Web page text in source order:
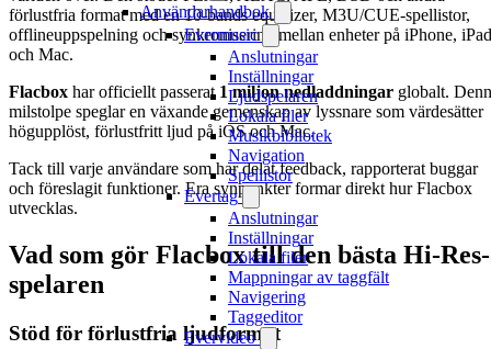
Användarhandbok
Evermusic
Anslutningar
Inställningar
Ljudspelaren
Lokala filer
Musikbibliotek
Navigation
Spellistor
Evertag
Anslutningar
Inställningar
Lokala filer
Mappningar av taggfält
Navigering
Taggeditor
Evervideo
förlustfria format med en 10-bands equalizer, M3U/CUE-spellistor,
offlineuppspelning och synkronisering mellan enheter på iPhone, iPad
och Mac.
Flacbox har officiellt passerat 1 miljon nedladdningar globalt.
milstolpe speglar en växande gemenskap av lyssnare som värdesätter
högupplöst, förlustfritt ljud på iOS och Mac.
Tack till varje användare som har delat feedback, rapporterat buggar
och föreslagit funktioner. Era synpunkter formar direkt hur Flacbox
utvecklas.
Vad som gör Flacbox till den bästa Hi-Res-
spelaren
Stöd för förlustfria ljudformat